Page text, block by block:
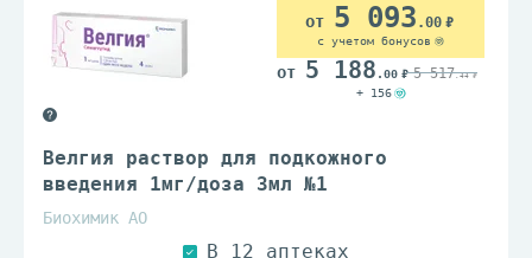
Велгия раствор для подкожного
введения 1мг/доза 3мл №1
Биохимик АО
5 093 .00
с учетом бонусов
5 188 .00 5 517.44
+ 156